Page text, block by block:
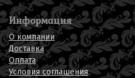
Информация
О компании
Доставка
Оплата
Условия соглашения